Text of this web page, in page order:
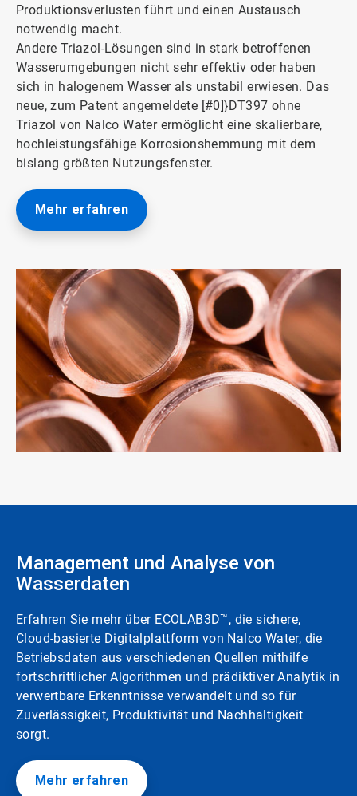
Produktionsverlusten führt und einen Austausch
notwendig macht.
Andere Triazol-Lösungen sind in stark betroffenen
Wasserumgebungen nicht sehr effektiv oder haben
sich in halogenem Wasser als unstabil erwiesen. Das
neue, zum Patent angemeldete [#0]}DT397 ohne
Triazol von Nalco Water ermöglicht eine skalierbare,
hochleistungsfähige Korrosionshemmung mit dem
bislang größten Nutzungsfenster.
Mehr erfahren
Management und Analyse von
Wasserdaten
Erfahren Sie mehr über ECOLAB3D™, die sichere,
Cloud-basierte Digitalplattform von Nalco Water, die
Betriebsdaten aus verschiedenen Quellen mithilfe
fortschrittlicher Algorithmen und prädiktiver Analytik in
verwertbare Erkenntnisse verwandelt und so für
Zuverlässigkeit, Produktivität und Nachhaltigkeit
sorgt.
Mehr erfahren